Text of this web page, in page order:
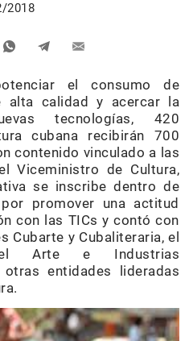
2018
el consumo de
alta calidad y acercar la
tecnologías, 420
cubana recibirán 700
contenido vinculado a las
Viceministro de Cultura,
se inscribe dentro de
promover una actitud
con las TICs y contó con
Cubarte y Cubaliteraria, el
Arte e Industrias
otras entidades lideradas